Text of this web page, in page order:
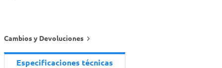
Cambios y Devoluciones
Especificaciones técnicas